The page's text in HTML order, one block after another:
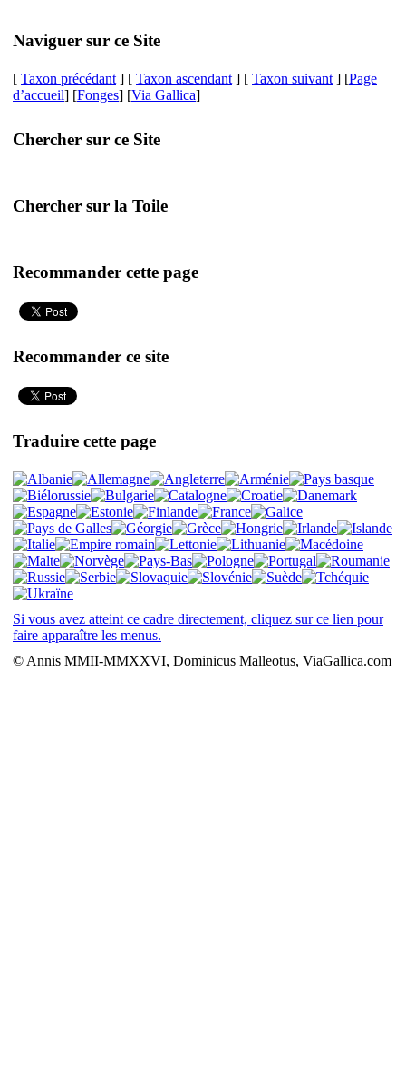
Naviguer sur ce Site
[ Taxon précédant ] [ Taxon ascendant ] [ Taxon suivant ] [Page
d’accueil] [Fonges] [Via Gallica]
Chercher sur ce Site
Chercher sur la Toile
Recommander cette page
Recommander ce site
Traduire cette page
Si vous avez atteint ce cadre directement, cliquez sur ce lien pour
faire apparaître les menus.
© Annis MMII-MMXXVI, Dominicus Malleotus, ViaGallica.com